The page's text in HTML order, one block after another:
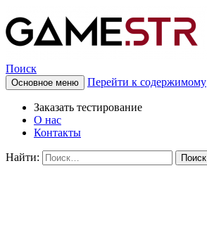
Поиск
Основное меню Перейти к содержимому
Заказать тестирование
О нас
Контакты
Найти: